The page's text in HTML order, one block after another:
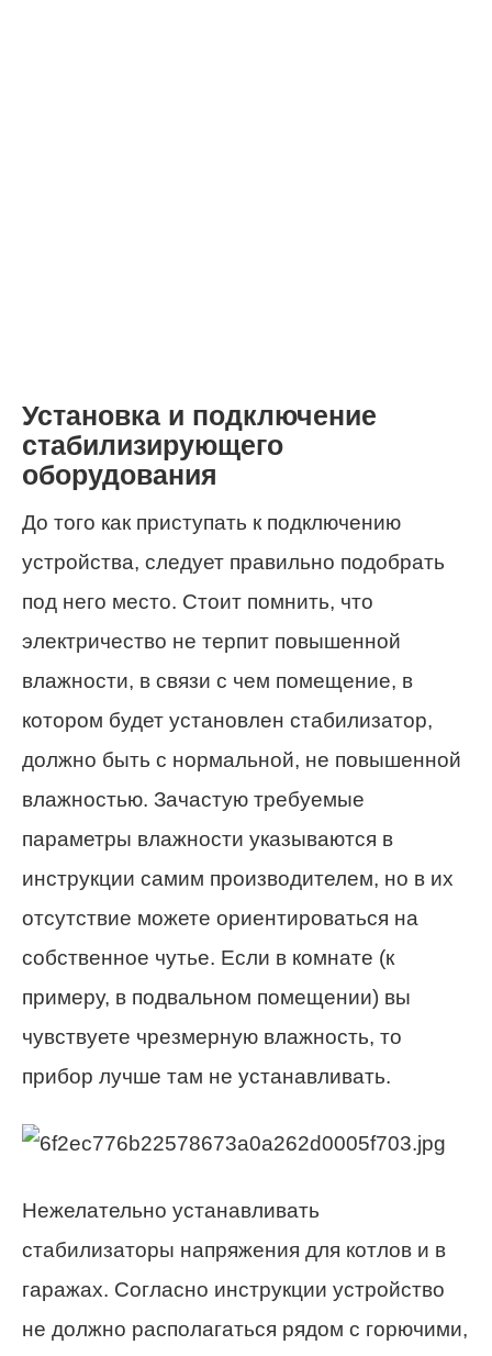
Установка и подключение
стабилизирующего
оборудования
До того как приступать к подключению
устройства, следует правильно подобрать
под него место. Стоит помнить, что
электричество не терпит повышенной
влажности, в связи с чем помещение, в
котором будет установлен стабилизатор,
должно быть с нормальной, не повышенной
влажностью. Зачастую требуемые
параметры влажности указываются в
инструкции самим производителем, но в их
отсутствие можете ориентироваться на
собственное чутье. Если в комнате (к
примеру, в подвальном помещении) вы
чувствуете чрезмерную влажность, то
прибор лучше там не устанавливать.
Нежелательно устанавливать
стабилизаторы напряжения для котлов и в
гаражах. Согласно инструкции устройство
не должно располагаться рядом с горючими,